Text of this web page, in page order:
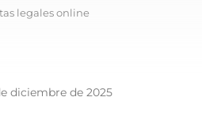
legales online
diciembre de 2025